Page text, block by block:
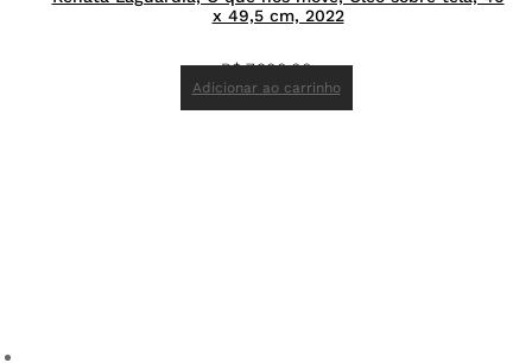
x 49,5 cm, 2022
R$7.900,00
Adicionar ao carrinho